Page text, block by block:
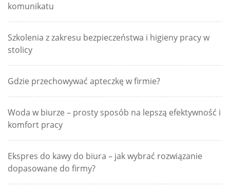
komunikatu
Szkolenia z zakresu bezpieczeństwa i higieny pracy w
stolicy
Gdzie przechowywać apteczkę w firmie?
Woda w biurze – prosty sposób na lepszą efektywność i
komfort pracy
Ekspres do kawy do biura – jak wybrać rozwiązanie
dopasowane do firmy?